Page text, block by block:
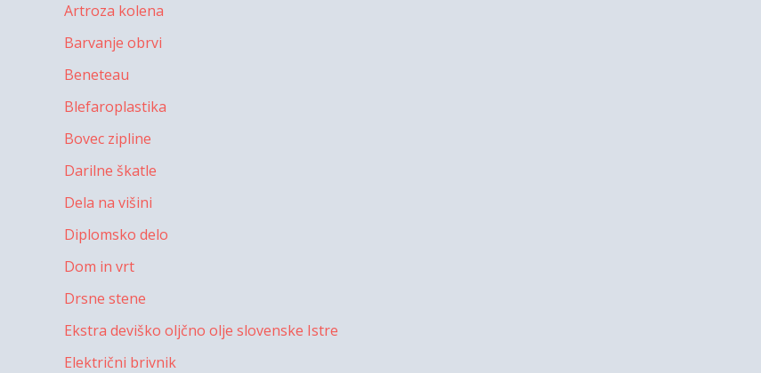
Artroza kolena
Barvanje obrvi
Beneteau
Blefaroplastika
Bovec zipline
Darilne škatle
Dela na višini
Diplomsko delo
Dom in vrt
Drsne stene
Ekstra deviško oljčno olje slovenske Istre
Električni brivnik